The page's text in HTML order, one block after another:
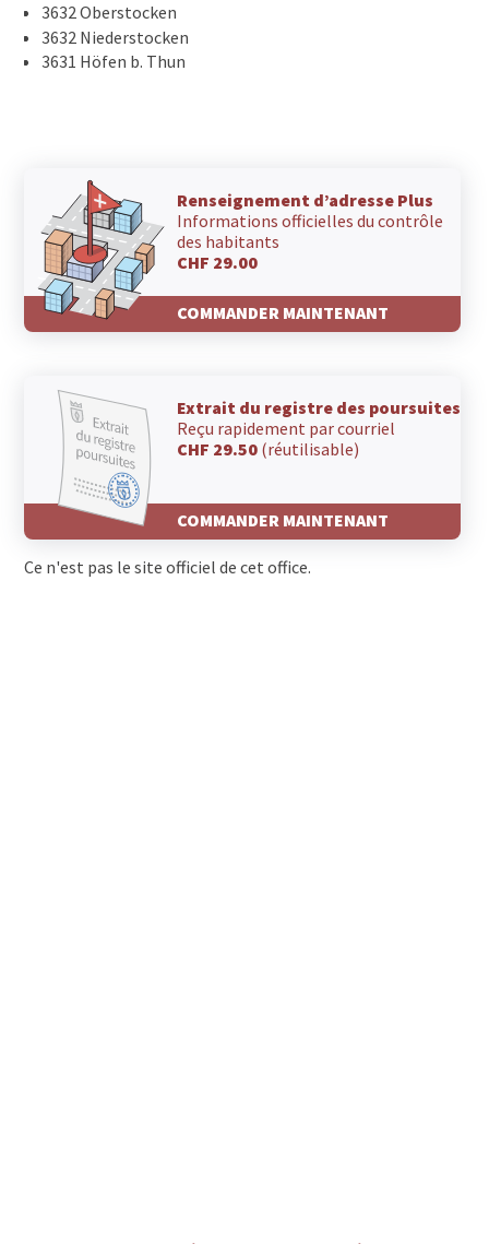
3632 Oberstocken
3632 Niederstocken
3631 Höfen b. Thun
Renseignement d’adresse Plus
Informations officielles du contrôle
des habitants
CHF 29.00
COMMANDER MAINTENANT
Extrait du registre des poursuites
Reçu rapidement par courriel
CHF 29.50 (réutilisable)
COMMANDER MAINTENANT
Ce n'est pas le site officiel de cet office.